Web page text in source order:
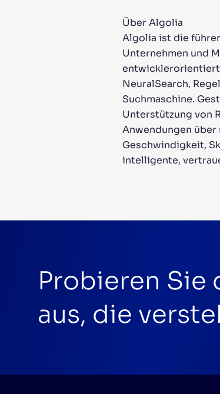
Über Algolia
Algolia ist die
Unternehmen und
NeuralSearch,
Suchmaschine.
Unterstützung von
Anwendungen
Geschwindigkeit,
intelligente,
Probieren Sie
aus, die